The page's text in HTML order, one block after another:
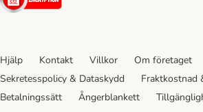
Hjälp Kontakt Villkor Om företaget
Sekretesspolicy & Dataskydd
Fraktkostnad
Betalningssätt
Ångerblankett